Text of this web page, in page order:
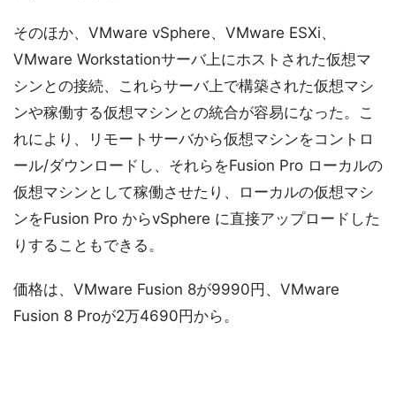
そのほか、VMware vSphere、VMware ESXi、
VMware Workstationサーバ上にホストされた仮想マ
シンとの接続、これらサーバ上で構築された仮想マシ
ンや稼働する仮想マシンとの統合が容易になった。こ
れにより、リモートサーバから仮想マシンをコントロ
ール/ダウンロードし、それらをFusion Pro ローカルの
仮想マシンとして稼働させたり、ローカルの仮想マシ
ンをFusion Pro からvSphere に直接アップロードした
りすることもできる。
価格は、VMware Fusion 8が9990円、VMware
Fusion 8 Proが2万4690円から。